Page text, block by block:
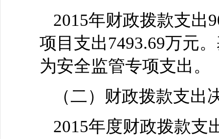
2015年财政拨款支出
项目支出7493.69万元
为安全监管专项支出。
（二）财政拨款支出
2015年度财政拨款支